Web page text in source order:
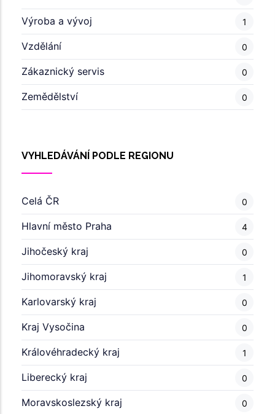
Výroba a vývoj 1
Vzdělání 0
Zákaznický servis 0
Zemědělství 0
VYHLEDÁVÁNÍ PODLE REGIONU
Celá ČR 0
Hlavní město Praha 4
Jihočeský kraj 0
Jihomoravský kraj 1
Karlovarský kraj 0
Kraj Vysočina 0
Královéhradecký kraj 1
Liberecký kraj 0
Moravskoslezský kraj 0